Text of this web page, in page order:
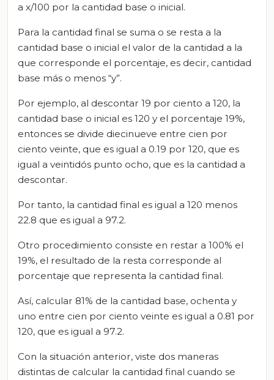
a x/100 por la cantidad base o inicial.
Para la cantidad final se suma o se resta a la
cantidad base o inicial el valor de la cantidad a la
que corresponde el porcentaje, es decir, cantidad
base más o menos “y”.
Por ejemplo, al descontar 19 por ciento a 120, la
cantidad base o inicial es 120 y el porcentaje 19%,
entonces se divide diecinueve entre cien por
ciento veinte, que es igual a 0.19 por 120, que es
igual a veintidós punto ocho, que es la cantidad a
descontar.
Por tanto, la cantidad final es igual a 120 menos
22.8 que es igual a 97.2.
Otro procedimiento consiste en restar a 100% el
19%, el resultado de la resta corresponde al
porcentaje que representa la cantidad final.
Así, calcular 81% de la cantidad base, ochenta y
uno entre cien por ciento veinte es igual a 0.81 por
120, que es igual a 97.2.
Con la situación anterior, viste dos maneras
distintas de calcular la cantidad final cuando se